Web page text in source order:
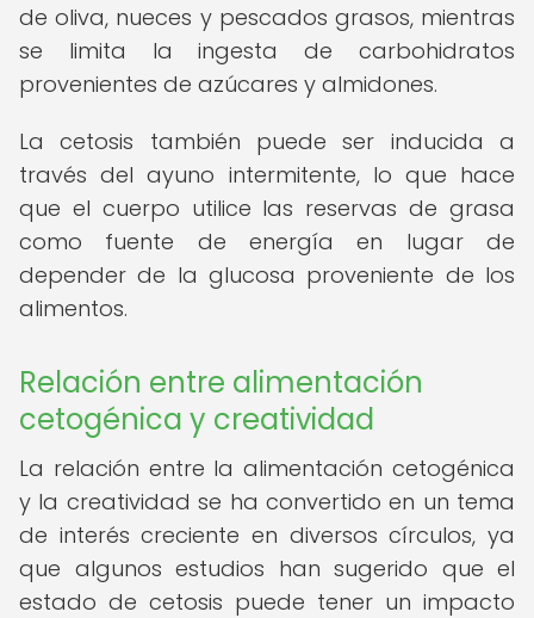
de oliva, nueces y pescados grasos, mientras
se limita la ingesta de carbohidratos
provenientes de azúcares y almidones.
La cetosis también puede ser inducida a
través del ayuno intermitente, lo que hace
que el cuerpo utilice las reservas de grasa
como fuente de energía en lugar de
depender de la glucosa proveniente de los
alimentos.
Relación entre alimentación
cetogénica y creatividad
La relación entre la alimentación cetogénica
y la creatividad se ha convertido en un tema
de interés creciente en diversos círculos, ya
que algunos estudios han sugerido que el
estado de cetosis puede tener un impacto